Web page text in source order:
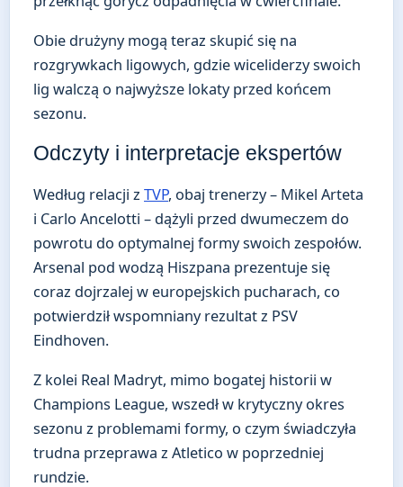
Obie drużyny mogą teraz skupić się na
rozgrywkach ligowych, gdzie wiceliderzy swoich
lig walczą o najwyższe lokaty przed końcem
sezonu.
Odczyty i interpretacje ekspertów
Według relacji z TVP, obaj trenerzy – Mikel Arteta
i Carlo Ancelotti – dążyli przed dwumeczem do
powrotu do optymalnej formy swoich zespołów.
Arsenal pod wodzą Hiszpana prezentuje się
coraz dojrzalej w europejskich pucharach, co
potwierdził wspomniany rezultat z PSV
Eindhoven.
Z kolei Real Madryt, mimo bogatej historii w
Champions League, wszedł w krytyczny okres
sezonu z problemami formy, o czym świadczyła
trudna przeprawa z Atletico w poprzedniej
rundzie.